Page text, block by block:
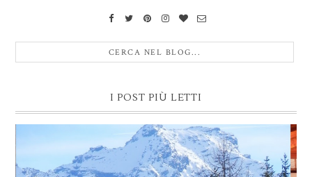
I POST PIÙ LETTI